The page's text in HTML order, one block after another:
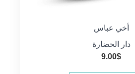
أخي عباس
دار الحضارة
9.00$